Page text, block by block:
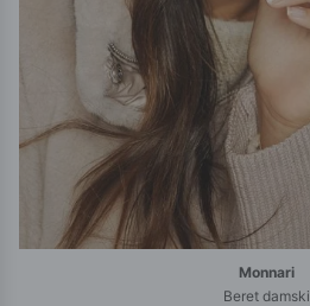
Monnari
Beret damski